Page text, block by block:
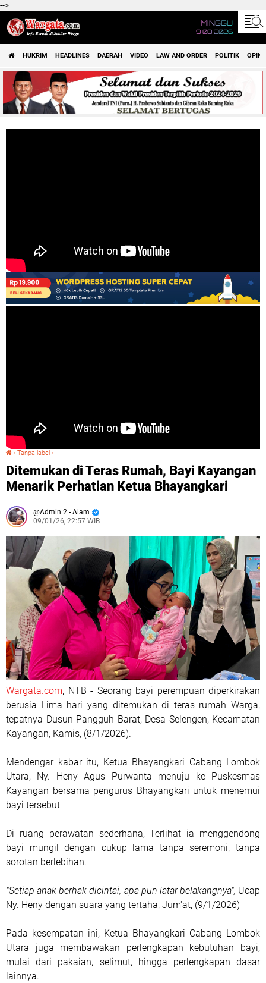
-->
MINGGU
9 08 2026
HUKRIM HEADLINES DAERAH VIDEO LAW AND ORDER POLITIK OPINI
› Tanpa label ›
Ditemukan di Teras Rumah, Bayi Kayangan
Menarik Perhatian Ketua Bhayangkari
Admin 2 - Alam
09/01/26, 22:57 WIB
Wargata.com, NTB - Seorang bayi perempuan diperkirakan
berusia Lima hari yang ditemukan di teras rumah Warga,
tepatnya Dusun Pangguh Barat, Desa Selengen, Kecamatan
Kayangan, Kamis, (8/1/2026).
Mendengar kabar itu, Ketua Bhayangkari Cabang Lombok
Utara, Ny. Heny Agus Purwanta menuju ke Puskesmas
Kayangan bersama pengurus Bhayangkari untuk menemui
bayi tersebut
Di ruang perawatan sederhana, Terlihat ia menggendong
bayi mungil dengan cukup lama tanpa seremoni, tanpa
sorotan berlebihan.
"Setiap anak berhak dicintai, apa pun latar belakangnya", Ucap
Ny. Heny dengan suara yang tertaha, Jum'at, (9/1/2026)
Pada kesempatan ini, Ketua Bhayangkari Cabang Lombok
Utara juga membawakan perlengkapan kebutuhan bayi,
mulai dari pakaian, selimut, hingga perlengkapan dasar
lainnya.